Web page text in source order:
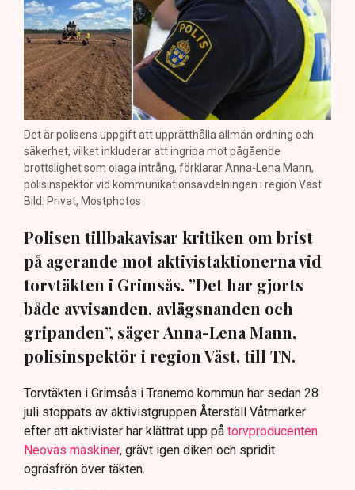
Det är polisens uppgift att upprätthålla allmän ordning och
säkerhet, vilket inkluderar att ingripa mot pågående
brottslighet som olaga intrång, förklarar Anna-Lena Mann,
polisinspektör vid kommunikationsavdelningen i region Väst.
Bild: Privat, Mostphotos
Polisen tillbakavisar kritiken om brist
på agerande mot aktivistaktionerna vid
torvtäkten i Grimsås. ”Det har gjorts
både avvisanden, avlägsnanden och
gripanden”, säger Anna-Lena Mann,
polisinspektör i region Väst, till TN.
Torvtäkten i Grimsås i Tranemo kommun har sedan 28
juli stoppats av aktivistgruppen Återställ Våtmarker
efter att aktivister har klättrat upp på torvproducenten
Neovas maskiner, grävt igen diken och spridit
ogräsfrön över täkten.